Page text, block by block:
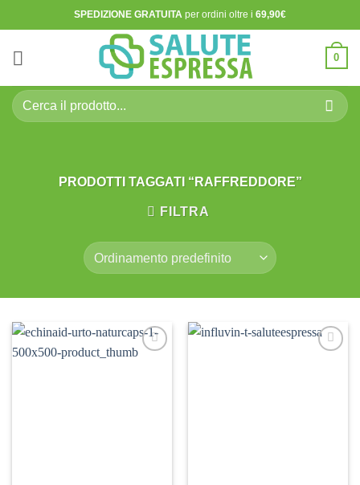
ai
contenuti
SPEDIZIONE GRATUITA per ordini oltre i 69,90€
0
Cerca:
PRODOTTI TAGGATI “RAFFREDDORE”
FILTRA